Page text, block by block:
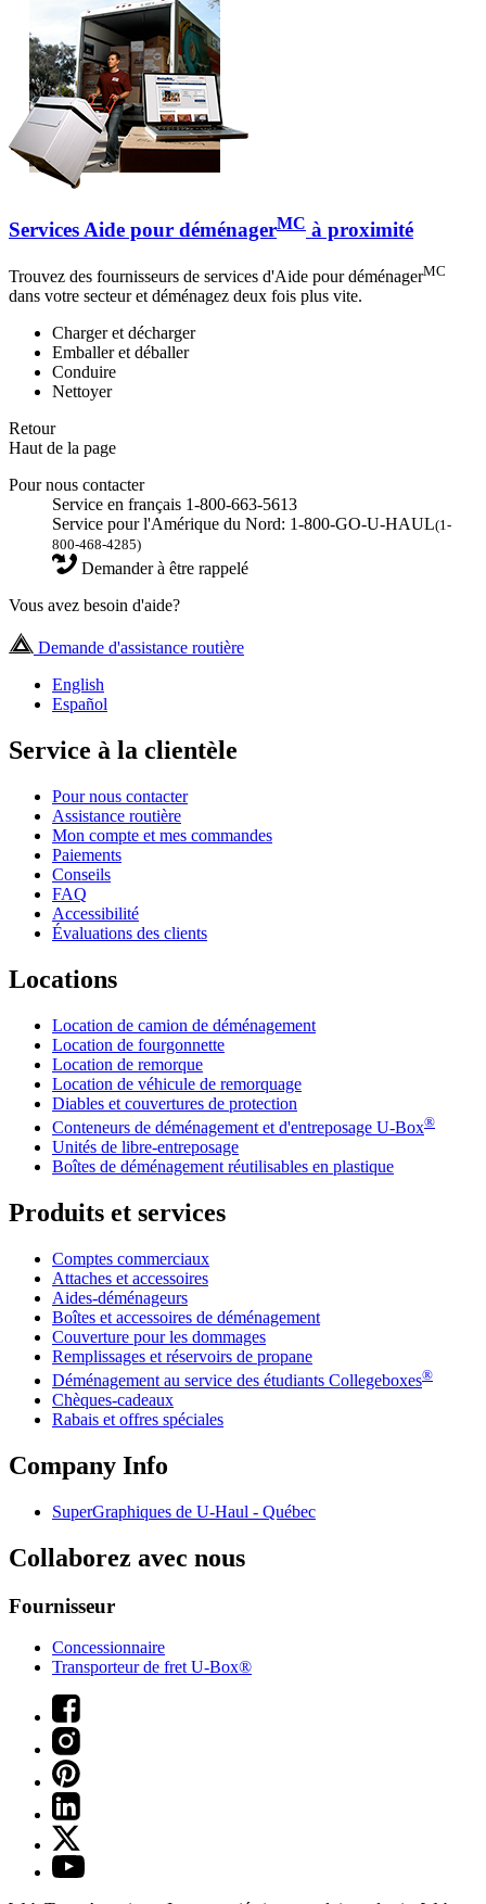
Services Aide pour déménagerMC à proximité
Trouvez des fournisseurs de services d'Aide pour déménagerMC
dans votre secteur et déménagez deux fois plus vite.
Charger et décharger
Emballer et déballer
Conduire
Nettoyer
Retour
Haut de la page
Pour nous contacter
Service en français 1-800-663-5613
Service pour l'Amérique du Nord: 1-800-GO-U-HAUL(1-
800-468-4285)
Demander à être rappelé
Vous avez besoin d'aide?
Demande d'assistance routière
English
Español
Service à la clientèle
Pour nous contacter
Assistance routière
Mon compte et mes commandes
Paiements
Conseils
FAQ
Accessibilité
Évaluations des clients
Locations
Location de camion de déménagement
Location de fourgonnette
Location de remorque
Location de véhicule de remorquage
Diables et couvertures de protection
Conteneurs de déménagement et d'entreposage U-Box®
Unités de libre-entreposage
Boîtes de déménagement réutilisables en plastique
Produits et services
Comptes commerciaux
Attaches et accessoires
Aides-déménageurs
Boîtes et accessoires de déménagement
Couverture pour les dommages
Remplissages et réservoirs de propane
Déménagement au service des étudiants Collegeboxes®
Chèques-cadeaux
Rabais et offres spéciales
Company Info
SuperGraphiques de U-Haul - Québec
Collaborez avec nous
Fournisseur
Concessionnaire
Transporteur de fret U-Box®